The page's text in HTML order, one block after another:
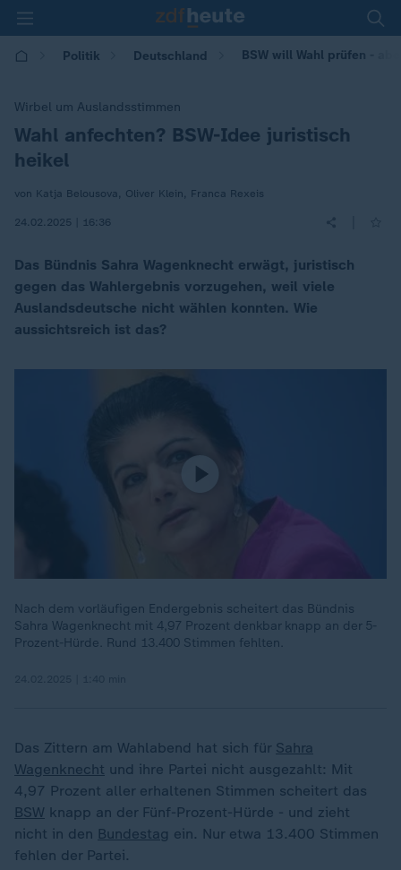
Politik Deutschland BSW will Wahl prüfen -
Wirbel um Auslandsstimmen
:
Wahl anfechten? BSW-Idee juristisch
heikel
von Katja Belousova, Oliver Klein, Franca Rexeis
24.02.2025 | 16:36
Das Bündnis Sahra Wagenknecht erwägt, juristisch
gegen das Wahlergebnis vorzugehen, weil viele
Auslandsdeutsche nicht wählen konnten. Wie
aussichtsreich ist das?
Nach dem vorläufigen Endergebnis scheitert das Bündnis
Sahra Wagenknecht mit 4,97 Prozent denkbar knapp an der 5-
Prozent-Hürde. Rund 13.400 Stimmen fehlten.
Das Zittern am Wahlabend hat sich für Sahra
Wagenknecht und ihre Partei nicht ausgezahlt: Mit
4,97 Prozent aller erhaltenen Stimmen scheitert das
BSW knapp an der Fünf-Prozent-Hürde - und zieht
nicht in den Bundestag ein. Nur etwa 13.400 Stimmen
fehlen der Partei.